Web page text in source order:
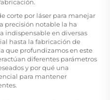
corte por láser para manejar
precisión notable la ha
indispensable en diversas
hasta la fabricación de
que profundizamos en este
diferentes parámetros
y por qué una
para mantener